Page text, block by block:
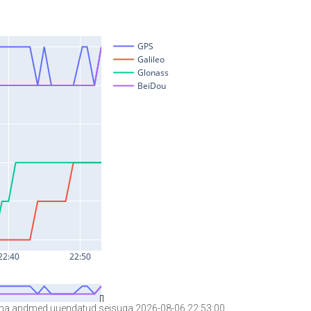
andmed uuendatud seisuga 2026-08-06 22:53:00